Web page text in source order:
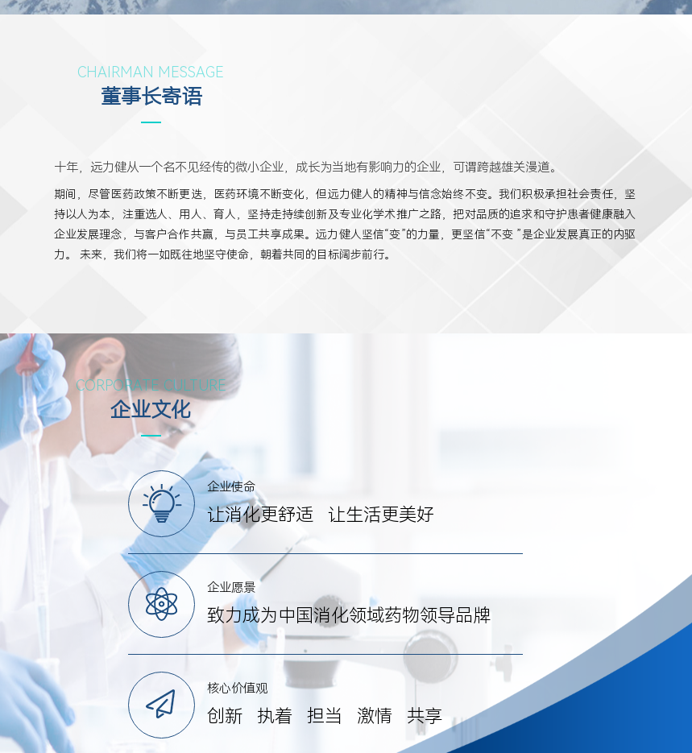
CHAIRMAN MESSAGE
董事长寄语
十年，远力健从一个名不见经传的微小企业，成长为当地有影响力的企业，可谓跨越雄关漫道。
期间，尽管医药政策不断更迭，医药环境不断变化，但远力健人的精神与信念始终不变。我们积极承担社会责任，坚
持以人为本，注重选人、用人、育人，坚持走持续创新及专业化学术推广之路，把对品质的追求和守护患者健康融入
企业发展理念，与客户合作共赢，与员工共享成果。远力健人坚信“变”的力量，更坚信“不变 ”是企业发展真正的内驱
力。 未来，我们将一如既往地坚守使命，朝着共同的目标阔步前行。
CORPORATE CULTURE
企业文化
企业使命
让消化更舒适 让生活更美好
企业愿景
致力成为中国消化领域药物领导品牌
核心价值观
创新 执着 担当 激情 共享